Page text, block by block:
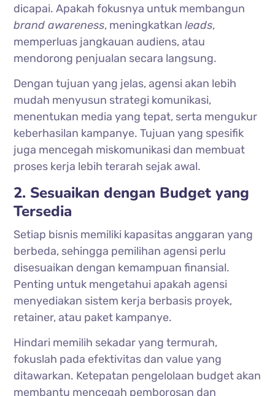
dicapai. Apakah fokusnya untuk membangun
brand awareness, meningkatkanleads,
memperluas jangkauan audiens, atau
mendorong penjualan secara langsung.
Dengan tujuan yang jelas, agensi akan lebih
mudah menyusun strategi komunikasi,
menentukan media yang tepat, serta mengukur
keberhasilan kampanye. Tujuan yang spesifik
juga mencegah miskomunikasi dan membuat
proses kerja lebih terarah sejak awal.
2. Sesuaikan dengan Budget yang
Tersedia
Setiap bisnis memiliki kapasitas anggaran yang
berbeda, sehingga pemilihan agensi perlu
disesuaikan dengan kemampuan finansial.
Penting untuk mengetahui apakah agensi
menyediakan sistem kerja berbasis proyek,
retainer, atau paket kampanye.
Hindari memilih sekadar yang termurah,
fokuslah pada efektivitas dan value yang
ditawarkan. Ketepatan pengelolaan budget akan
membantu mencegah pemborosan dan